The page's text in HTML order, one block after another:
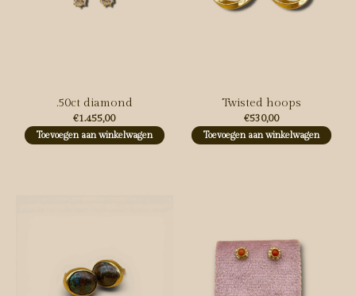
.50ct diamond
€1.455,00
Toevoegen aan winkelwagen
Twisted hoops
€530,00
Toevoegen aan winkelwagen